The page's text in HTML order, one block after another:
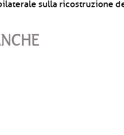
sulla ricostruzione